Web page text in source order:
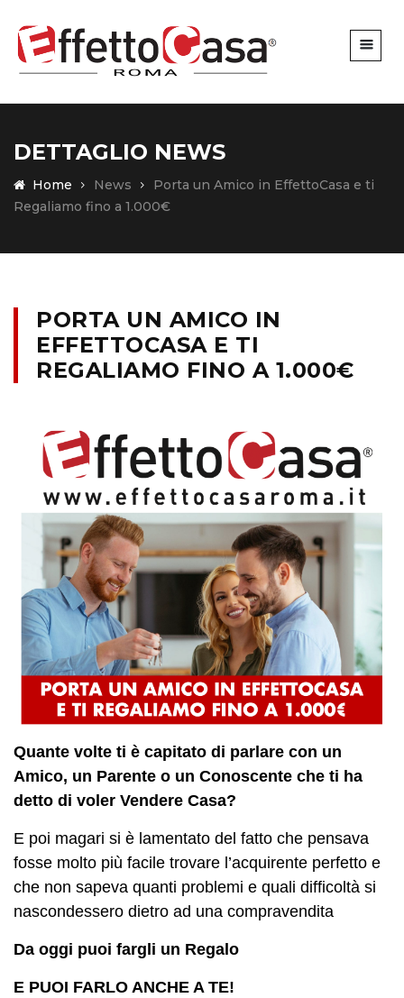
DETTAGLIO NEWS
Home News
Porta un Amico in EffettoCasa e ti
Regaliamo fino a 1.000€
PORTA UN AMICO IN
EFFETTOCASA E TI
REGALIAMO FINO A 1.000€
Quante volte ti è capitato di parlare con un
Amico, un Parente o un Conoscente che ti ha
detto di voler Vendere Casa?
E poi magari si è lamentato del fatto che pensava
fosse molto più facile trovare l’acquirente perfetto e
che non sapeva quanti problemi e quali difficoltà si
nascondessero dietro ad una compravendita
Da oggi puoi fargli un Regalo
E PUOI FARLO ANCHE A TE!